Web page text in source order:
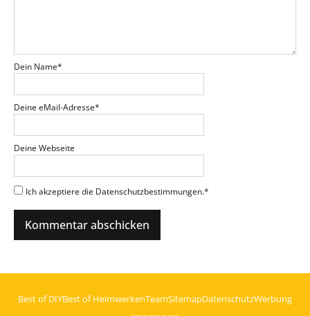
Dein Name*
Deine eMail-Adresse*
Deine Webseite
Ich akzeptiere die Datenschutzbestimmungen.*
Best of DIYBest of HeimwerkenTeamSitemapDatenschutzWerbung